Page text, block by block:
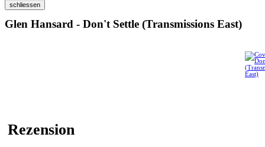
Glen Hansard - Don't Settle (Transmissions East)
Rezension